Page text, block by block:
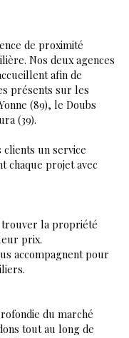
de proximité
Nos deux agences
afin de
présents sur les
(89), le Doubs
(39).
clients un service
chaque projet avec
trouver la propriété
prix.
accompagnent pour
du marché
tout au long de